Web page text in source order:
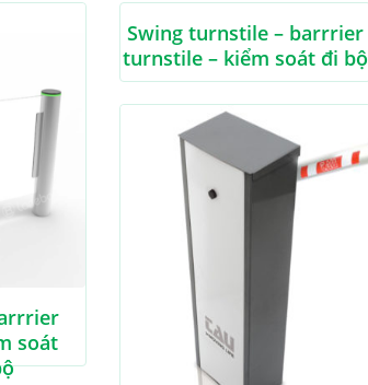
soát
Swing turnstile – barrrier
turnstile – kiểm soát đi bộ